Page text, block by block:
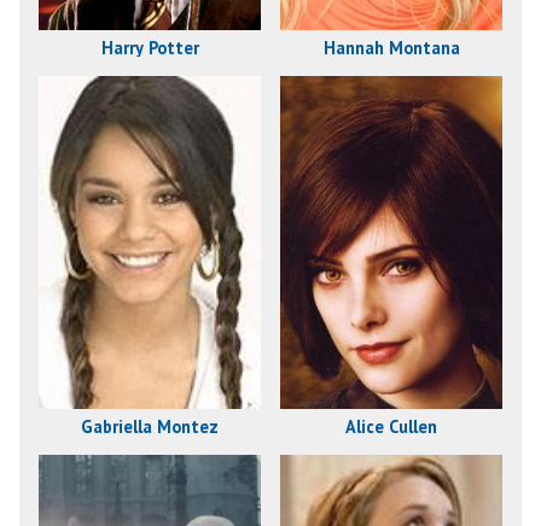
Harry Potter Hannah Montana
Gabriella Montez Alice Cullen